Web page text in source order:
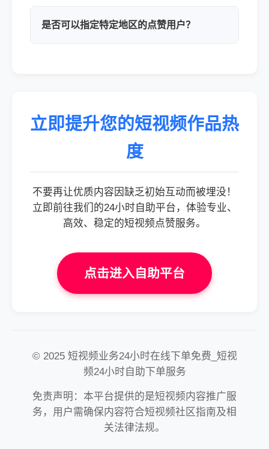
是否可以指定特定地区的点赞用户？
立即提升您的短视频作品热
度
不要再让优质内容因缺乏初始互动而被埋没！
立即前往我们的24小时自助平台，体验专业、
高效、稳定的短视频点赞服务。
点击进入自助平台
© 2025 短视频业务24小时在线下单免费_短视
频24小时自助下单服务
免责声明：本平台提供的是短视频内容推广服
务，用户需确保内容符合短视频社区指南及相
关法律法规。